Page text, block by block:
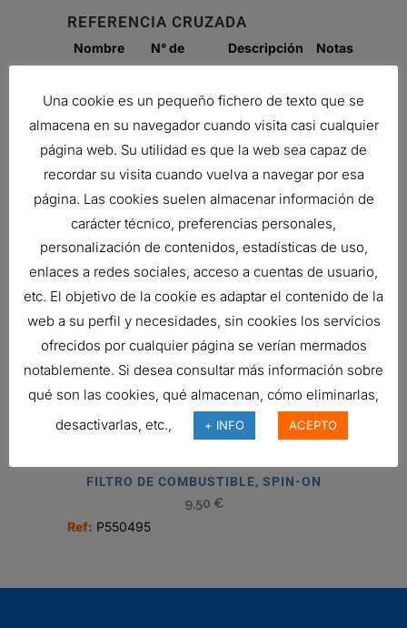
REFERENCIA CRUZADA
Nombre
fabricante
N° de
fabricante
Descripción Notas
SCANIA 1411894
FUEL
FILTER,
SPIN-ON
FILTER,
SPIN-ON
SCANIA 1763776
FUEL
FILTER,
SPIN-ON
Related products
FILTRO DE COMBUSTIBLE, SPIN-ON
9,50 €
Ref: P550495
Una cookie es un pequeño fichero de texto que se
almacena en su navegador cuando visita casi cualquier
página web. Su utilidad es que la web sea capaz de
recordar su visita cuando vuelva a navegar por esa
página. Las cookies suelen almacenar información de
carácter técnico, preferencias personales,
personalización de contenidos, estadísticas de uso,
enlaces a redes sociales, acceso a cuentas de usuario,
etc. El objetivo de la cookie es adaptar el contenido de la
web a su perfil y necesidades, sin cookies los servicios
ofrecidos por cualquier página se verían mermados
notablemente. Si desea consultar más información sobre
qué son las cookies, qué almacenan, cómo eliminarlas,
desactivarlas, etc.,
+ INFO ACEPTO